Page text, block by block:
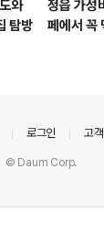
와
탐방
정읍 가성
페에서 꼭
로그인 고
© Daum Corp.